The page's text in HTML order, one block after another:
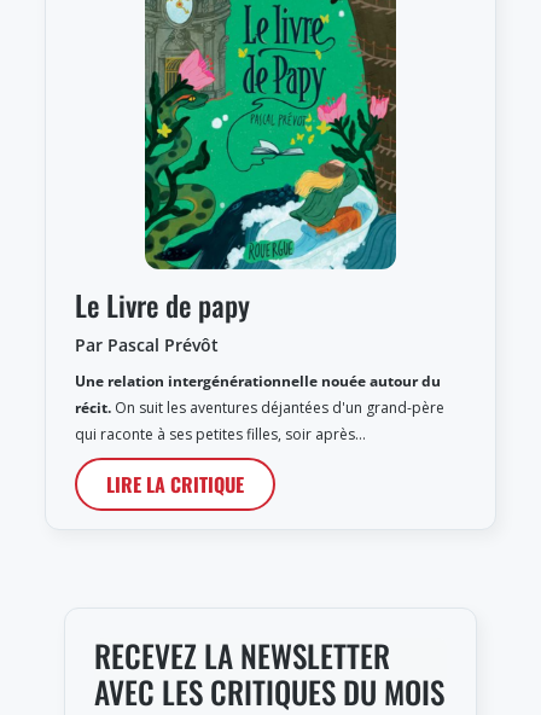
Le Livre de papy
Par Pascal Prévôt
Une relation intergénérationnelle nouée autour du
récit. On suit les aventures déjantées d'un grand-père
qui raconte à ses petites filles, soir après…
LIRE LA CRITIQUE
RECEVEZ LA NEWSLETTER
AVEC LES CRITIQUES DU MOIS